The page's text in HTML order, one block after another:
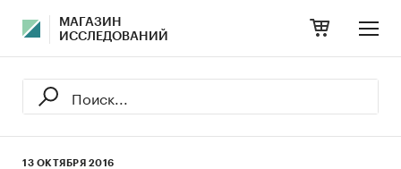
МАГАЗИН
ИССЛЕДОВАНИЙ
13 ОКТЯБРЯ 2016